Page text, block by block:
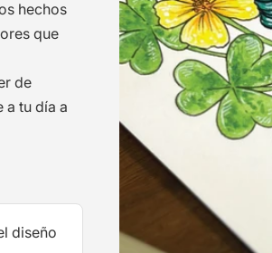
hechos
que
de
a tu día a
diseño